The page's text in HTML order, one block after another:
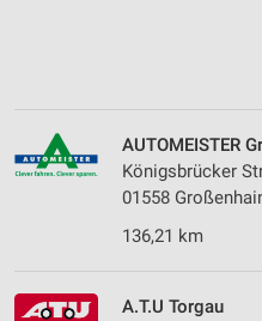
AUTOMEISTER
Königsbrücker
01558
136,21 km
A.T.U Torgau